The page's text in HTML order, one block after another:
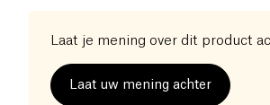
Laat je mening over dit product
Laat uw mening achter